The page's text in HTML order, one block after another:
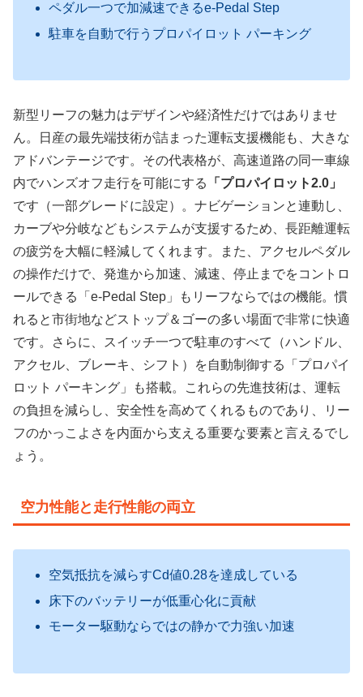
ペダル一つで加減速できるe-Pedal Step
駐車を自動で行うプロパイロット パーキング
新型リーフの魅力はデザインや経済性だけではありませ
ん。日産の最先端技術が詰まった運転支援機能も、大きな
アドバンテージです。その代表格が、高速道路の同一車線
内でハンズオフ走行を可能にする
「プロパイロット2.0」
です（一部グレードに設定）。ナビゲーションと連動し、
カーブや分岐などもシステムが支援するため、長距離運転
の疲労を大幅に軽減してくれます。また、アクセルペダル
の操作だけで、発進から加速、減速、停止までをコントロ
ールできる
「e-Pedal Step」
もリーフならではの機能。慣
れると市街地などストップ＆ゴーの多い場面で非常に快適
です。さらに、スイッチ一つで駐車のすべて（ハンドル、
アクセル、ブレーキ、シフト）を自動制御する「プロパイ
ロット パーキング」も搭載。これらの先進技術は、運転
の負担を減らし、安全性を高めてくれるものであり、リー
フのかっこよさを内面から支える重要な要素と言えるでし
ょう。
空力性能と走行性能の両立
空気抵抗を減らすCd値0.28を達成している
床下のバッテリーが低重心化に貢献
モーター駆動ならではの静かで力強い加速